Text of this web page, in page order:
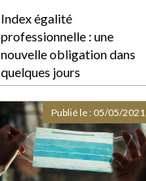
Index égalité
professionnelle : une
nouvelle obligation dans
quelques jours
Publié le : 05/05/2021